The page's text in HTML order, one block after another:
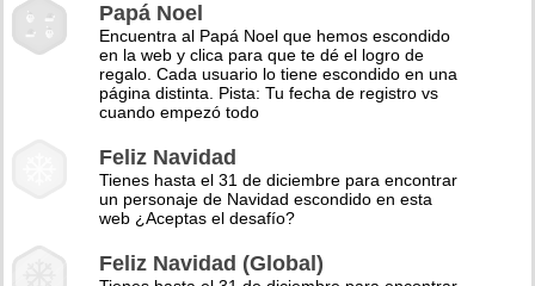
Papá Noel
Encuentra al Papá Noel que hemos escondido
en la web y clica para que te dé el logro de
regalo. Cada usuario lo tiene escondido en una
página distinta. Pista: Tu fecha de registro vs
cuando empezó todo
Feliz Navidad
Tienes hasta el 31 de diciembre para encontrar
un personaje de Navidad escondido en esta
web ¿Aceptas el desafío?
Feliz Navidad (Global)